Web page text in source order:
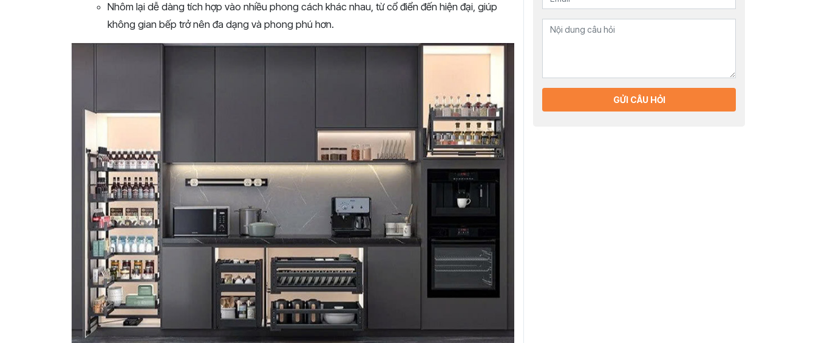
Nhôm lại dễ dàng tích hợp vào nhiều phong cách khác nhau, từ cổ điển đến hiện đại, giúp
không gian bếp trở nên đa dạng và phong phú hơn.
GỬI CÂU HỎI